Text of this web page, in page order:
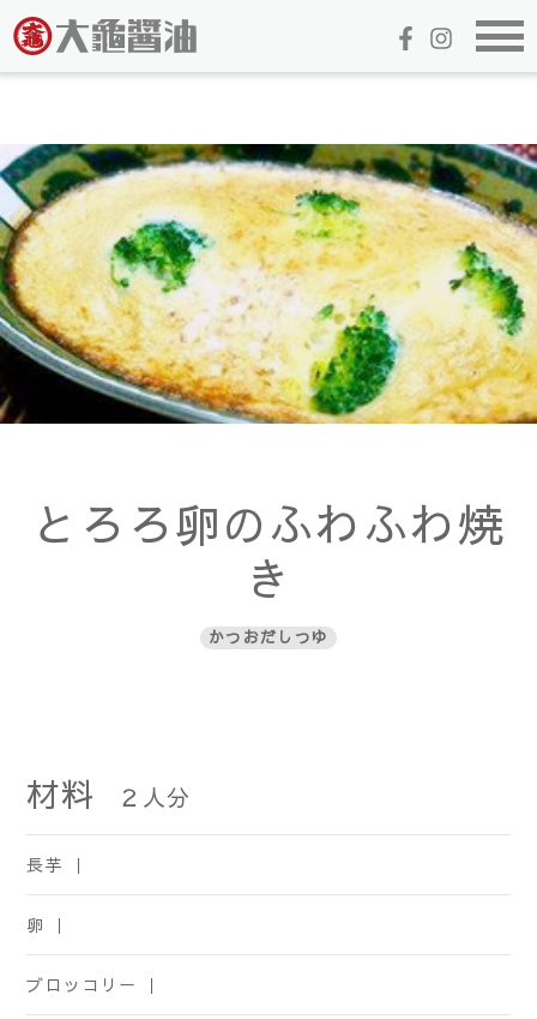
とろろ卵のふわふわ焼
き
かつおだしつゆ
材料 ２ 人分
長芋 ｜
卵 ｜
ブロッコリー ｜